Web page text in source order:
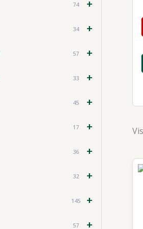
+
74
+
34
+
57
+
33
+
45
+
17
+
36
+
32
+
145
+
57